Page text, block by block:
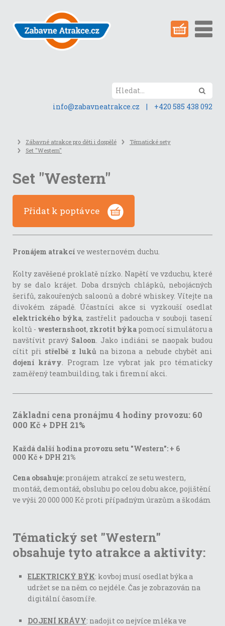
obsah
stránky
info@zabavneatrakce.cz
| +420 585 438 092
Zábavné atrakce pro děti i dospělé
Tématické sety
Set "Western"
Set "Western"
Přidat k poptávce
Pronájem atrakcí ve westernovém duchu.
Kolty zavěšené proklatě nízko. Napětí ve vzduchu, které
by se dalo krájet. Doba drsných chlápků, nebojácných
šerifů, zakouřených saloonů a dobré whiskey. Vítejte na
divokém západě. Účastníci akce si vyzkouší osedlat
elektrického býka, zastřelit padoucha v souboji tasení
koltů - westernshoot, zkrotit býkapomocí simulátoru a
navštívit pravý Saloon . Jako indiáni se naopak budou
cítit při střelbě z luků na bizona a nebude chybět ani
dojení krávy . Program lze vybrat jak pro tématicky
zaměřený teambuilding, tak i firemní akci.
Základní cena pronájmu 4 hodiny provozu: 60
000 Kč + DPH 21%
Každá další hodina provozu setu "Western": + 6
000 Kč + DPH 21%
Cena obsahuje: pronájem atrakcí ze setu western,
montáž, demontáž, obsluhu po celou dobu akce, pojištění
ve výši 20 000 000 Kč proti případným úrazům a škodám
Tématický set "Western"
obsahuje tyto atrakce a aktivity:
ELEKTRICKÝ BÝK: kovboj musí osedlat býka a
udržet se na něm co nejdéle. Čas je zobrazován na
digitální časomíře.
DOJENÍ KRÁVY: nadojit co nejvíce mléka ve